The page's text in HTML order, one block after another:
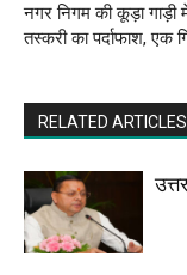
नगर निगम की कूड़ा गाड़ी
तस्करी का पर्दाफाश, एक
RELATED ARTICLES